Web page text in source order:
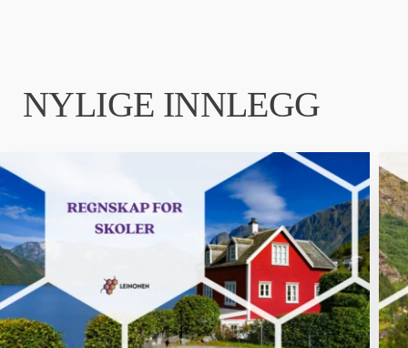
NYLIGE INNLEGG